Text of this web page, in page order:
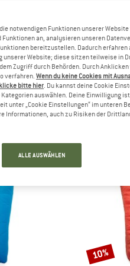
SICH AUCH AN
Rabatt
10%
notwendigen Funktionen unserer Website
an, analysieren unseren
bereitzustellen. Dadurch erfahren
unserer Website; diese sitzen teilweise in
Zugriff durch Behörden. Durch Anklicken
verfahren. Wenn du keine Cookies mit
bitte hier. Du kannst deine Cookie
auswählen. Deine Einwilligung
unter „Cookie Einstellungen“ im unteren
Informationen, auch zu Risiken der
ALLE AUSWÄHLEN